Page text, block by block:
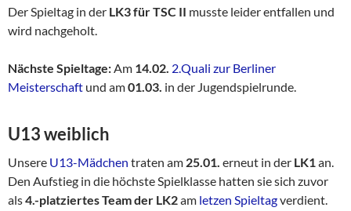
Der Spieltag in der LK3 für TSC II musste leider entfallen und
wird nachgeholt.
Nächste Spieltage:Am 14.02. 2.Quali zur Berliner
Meisterschaft und am01.03. in der Jugendspielrunde.
U13 weiblich
Unsere U13-Mädchen traten am 25.01. erneut in der LK1an.
Den Aufstieg in die höchste Spielklasse hatten sie sich zuvor
als4.-platziertes Team der LK2am letzen Spieltagverdient.